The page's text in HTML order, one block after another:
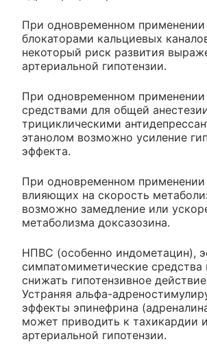
При одновременном применении
блокаторами кальциевых
некоторый риск развития
артериальной гипотензии.
При одновременном применении
средствами для общей
трициклическими
этанолом возможно усиление
эффекта.
При одновременном применении
влияющих на скорость
возможно замедление или
метаболизма доксазозина.
НПВС (особенно индометацин),
симпатомиметические средства
снижать гипотензивное
Устраняя альфа-
эффекты эпинефрина
может приводить к тахикардии и
артериальной гипотензии.